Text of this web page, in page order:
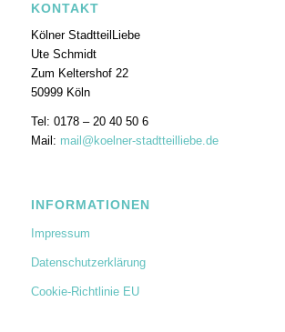
KONTAKT
Kölner StadtteilLiebe
Ute Schmidt
Zum Keltershof 22
50999 Köln
Tel: 0178 – 20 40 50 6
Mail: mail@koelner-stadtteilliebe.de
INFORMATIONEN
Impressum
Datenschutzerklärung
Cookie-Richtlinie EU